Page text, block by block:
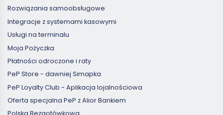
Rozwiązania samoobsługowe
Integracje z systemami kasowymi
Usługi na terminalu
Moja Pożyczka
Płatności odroczone i raty
PeP Store - dawniej Simapka
PeP Loyalty Club - Aplikacja lojalnościowa
Oferta specjalna PeP z Alior Bankiem